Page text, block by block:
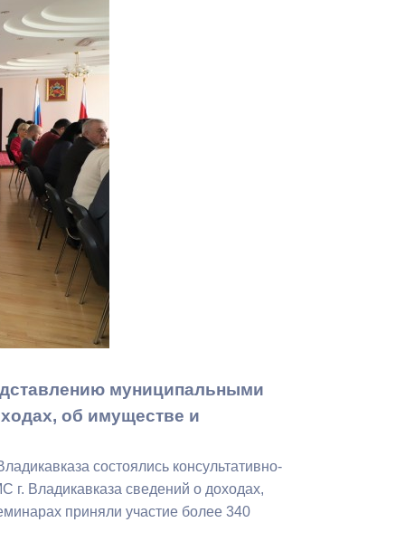
Противодействие коррупции
Градостроительная деятельность
Формирование комфортной
городской среды
Бюджет для граждан
Пространственные сведения
Гражданская оборона в
чрезвычайных ситуациях
Незаконное строительство
Информация финансового
Бесплатная юридическая помощь
муниципальными
об имуществе и
состоялись консультативно-
Владикавказа сведений о доходах,
приняли участие более 340